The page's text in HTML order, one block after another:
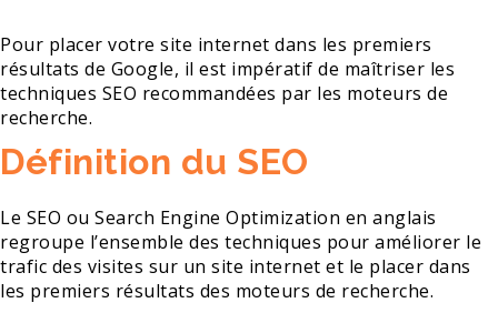
Pour placer votre site internet dans les premiers
résultats de Google, il est impératif de maîtriser les
techniques SEO recommandées par les moteurs de
recherche.
Définition du SEO
Le SEO ou Search Engine Optimization en anglais
regroupe l’ensemble des techniques pour améliorer le
trafic des visites sur un site internet et le placer dans
les premiers résultats des moteurs de recherche.